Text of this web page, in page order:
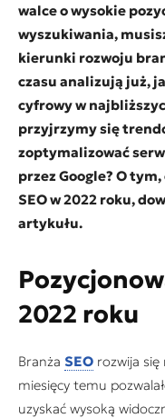
walce o wysokie
wyszukiwania,
kierunki rozwoju
czasu analizują już,
cyfrowy w
przyjrzymy się
zoptymalizować
przez Google? O
SEO w 2022 roku,
artykułu.
2022 roku
Branża SEO rozwija się
miesięcy temu
uzyskać wysoką